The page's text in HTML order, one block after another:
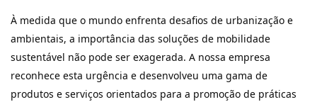
À medida que o mundo enfrenta desafios de urbanização e
ambientais, a importância das soluções de mobilidade
sustentável não pode ser exagerada. A nossa empresa
reconhece esta urgência e desenvolveu uma gama de
produtos e serviços orientados para a promoção de práticas